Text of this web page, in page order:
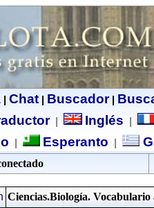
| Chat| Buscador|
| Inglés
Esperanto
Ciencias.Biología. Vocabulario